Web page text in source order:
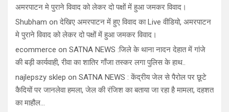
अमरपाटन मे पुराने विवाद को लेकर दो पक्षों में हुआ जमकर विवाद।
Shubham onदेखिए अमरपाटन में हुए विवाद का Live वीडियो, अमरपाटन
मे पुराने विवाद को लेकर दो पक्षों में हुआ जमकर विवाद।
ecommerce on SATNA NEWS :जिले के थाना नादन देहात में गांजे
की बड़ी कार्यवाही, रीवा का शातिर गाँजा तस्कर लगा पुलिस के हाथ..
najlepszy sklep on SATNA NEWS : केंद्रीय जेल से पैरोल पर छूटे
कैदियों पर जानलेवा हमला, जेल की रंजिश का बताया जा रहा है मामला, दहशत
का माहौल…